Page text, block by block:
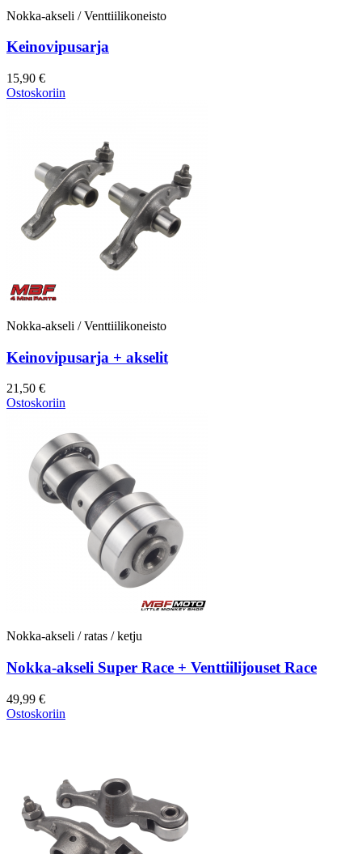
Nokka-akseli / Venttiilikoneisto
Keinovipusarja
15,90 €
Ostoskoriin
Nokka-akseli / Venttiilikoneisto
Keinovipusarja + akselit
21,50 €
Ostoskoriin
Nokka-akseli / ratas / ketju
Nokka-akseli Super Race + Venttiilijouset Race
49,99 €
Ostoskoriin